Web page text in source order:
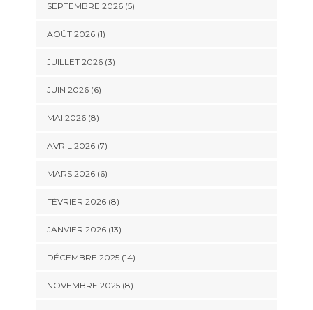
SEPTEMBRE 2026 (5)
AOÛT 2026 (1)
JUILLET 2026 (3)
JUIN 2026 (6)
MAI 2026 (8)
AVRIL 2026 (7)
MARS 2026 (6)
FÉVRIER 2026 (8)
JANVIER 2026 (13)
DÉCEMBRE 2025 (14)
NOVEMBRE 2025 (8)